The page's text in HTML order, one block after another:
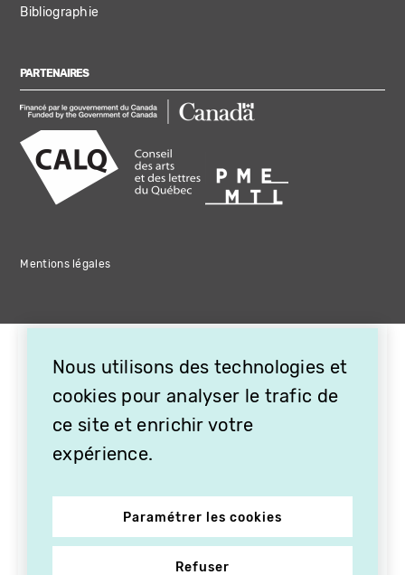
Bibliographie
PARTENAIRES
Mentions légales
Nous utilisons des technologies et
cookies pour analyser le trafic de
ce site et enrichir votre
expérience.
Paramétrer les cookies
Refuser